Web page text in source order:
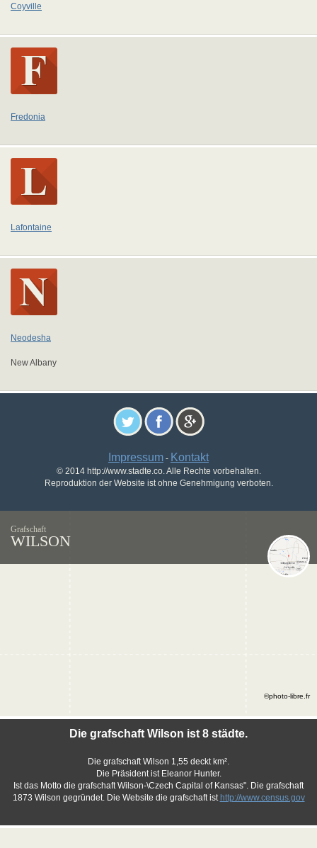
Coyville
Fredonia
Lafontaine
Neodesha
New Albany
Impressum - Kontakt
© 2014 http://www.stadte.co. Alle Rechte vorbehalten.
Reproduktion der Website ist ohne Genehmigung verboten.
Grafschaft
WILSON
Die grafschaft Wilson ist 8 städte.
Die grafschaft Wilson 1,55 deckt km².
Die Präsident ist Eleanor Hunter.
Ist das Motto die grafschaft Wilson-\Czech Capital of Kansas". Die grafschaft
1873 Wilson gegründet. Die Website die grafschaft ist http://www.census.gov
©photo-libre.fr